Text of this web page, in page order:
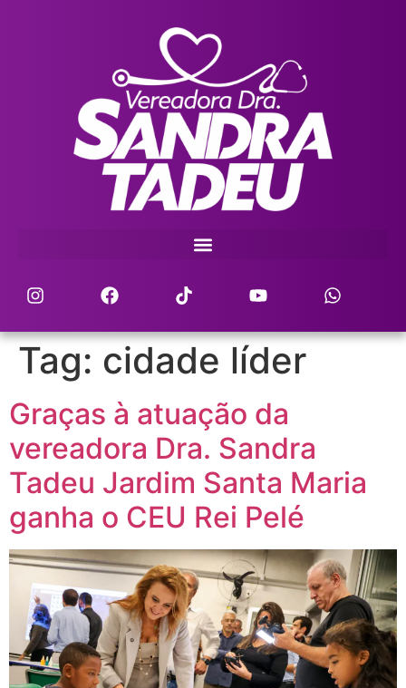
Tag: cidade líder
Graças à atuação da
vereadora Dra. Sandra
Tadeu Jardim Santa Maria
ganha o CEU Rei Pelé